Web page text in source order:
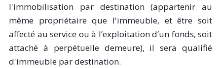
l'immobilisation par destination (appartenir au
même propriétaire que l'immeuble, et être soit
affecté au service ou à l’exploitation d’un fonds, soit
attaché à perpétuelle demeure), il sera qualifié
d'immeuble par destination.